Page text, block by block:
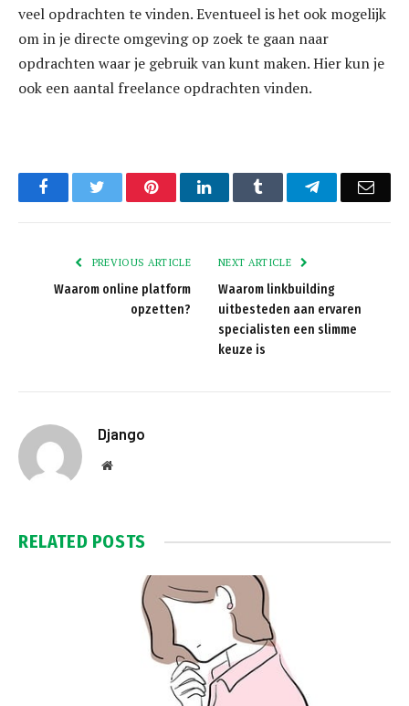
veel opdrachten te vinden. Eventueel is het ook mogelijk
om in je directe omgeving op zoek te gaan naar
opdrachten waar je gebruik van kunt maken. Hier kun je
ook een aantal freelance opdrachten vinden.
FacebookTwitter PinterestLinkedIn Tumblr Telegram
PREVIOUS ARTICLE
Waarom online platform
opzetten?
NEXT ARTICLE
Waarom linkbuilding
uitbesteden aan ervaren
specialisten een slimme
keuze is
Django
Website
RELATED POSTS